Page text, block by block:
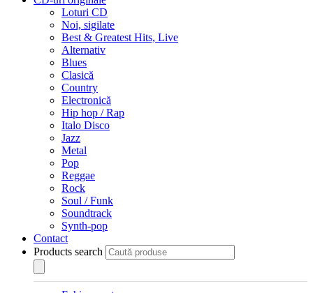
Loturi CD
Noi, sigilate
Best & Greatest Hits, Live
Alternativ
Blues
Clasică
Country
Electronică
Hip hop / Rap
Italo Disco
Jazz
Metal
Pop
Reggae
Rock
Soul / Funk
Soundtrack
Synth-pop
Contact
Products search